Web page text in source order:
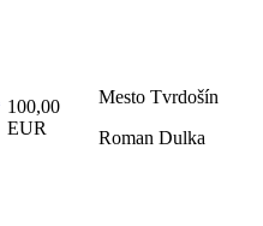
100,00
EUR
Mesto Tvrdošín
Roman Dulka